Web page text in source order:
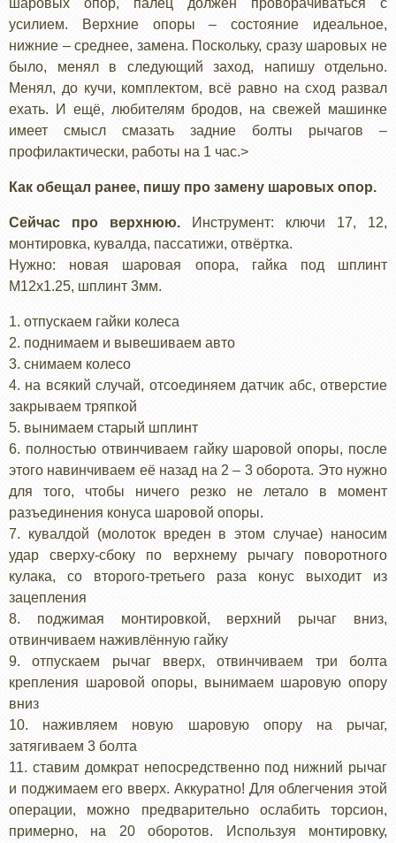
усилием. Верхние опоры – состояние идеальное,
нижние – среднее, замена. Поскольку, сразу шаровых не
было, менял в следующий заход, напишу отдельно.
Менял, до кучи, комплектом, всё равно на сход развал
ехать. И ещё, любителям бродов, на свежей машинке
имеет смысл смазать задние болты рычагов –
профилактически, работы на 1 час.>
Как обещал ранее, пишу про замену шаровых опор.
Сейчас про верхнюю. Инструмент: ключи 17, 12,
монтировка, кувалда, пассатижи, отвёртка.
Нужно: новая шаровая опора, гайка под шплинт
М12х1.25, шплинт 3мм.
1. отпускаем гайки колеса
2. поднимаем и вывешиваем авто
3. снимаем колесо
4. на всякий случай, отсоединяем датчик абс, отверстие
закрываем тряпкой
5. вынимаем старый шплинт
6. полностью отвинчиваем гайку шаровой опоры, после
этого навинчиваем её назад на 2 – 3 оборота. Это нужно
для того, чтобы ничего резко не летало в момент
разъединения конуса шаровой опоры.
7. кувалдой (молоток вреден в этом случае) наносим
удар сверху-сбоку по верхнему рычагу поворотного
кулака, со второго-третьего раза конус выходит из
зацепления
8. поджимая монтировкой, верхний рычаг вниз,
отвинчиваем наживлённую гайку
9. отпускаем рычаг вверх, отвинчиваем три болта
крепления шаровой опоры, вынимаем шаровую опору
вниз
10. наживляем новую шаровую опору на рычаг,
затягиваем 3 болта
11. ставим домкрат непосредственно под нижний рычаг
и поджимаем его вверх. Аккуратно! Для облегчения этой
операции, можно предварительно ослабить торсион,
примерно, на 20 оборотов. Используя монтировку,